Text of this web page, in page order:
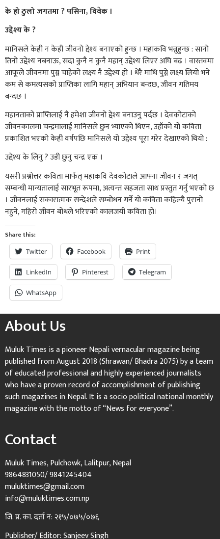
के हो ठुलो जगतमा ? पसिना, विवेक ।
उद्देश्य के ?
मानिसले केही न केही जीवनो द्देश्य बनाएको हुन्छ । महाकवि भन्नुहुन्छ : सानो
तिनो उद्देश्य नबनाऊ, सदा कुनै न कुनै महान् उद्देश्य लिएर अघि बढ । वास्तवमा
आफूले जीवनमा पुग्न चाहेको लक्ष्य नै उद्देश्य हो । धेरै माथि पुग्ने लक्ष्य लियो भने
कम से कमत्यसको प्राप्तिका लागि महान् अभियान बन्दछ, जीवन गतिमय
बन्दछ ।
महानताको प्राप्तिलाई नै हमेशा जीवनो द्देश्य बनाउनु पर्दछ । देवकोटाको
जीवनकालमा चन्द्रमालाई मानिसले छुन भ्याएको थिएन, उहाँको यो कविता
प्रकाशित भएको केही वर्षपछि मानिसले यो उद्देश्य पूरा गरेर देखाएको थियो :
उद्देश्य के लिनु ? उडी छुनु चन्द्र एक ।
यसरी प्रश्नोत्तर कविता मार्फत् महाकवि देवकोटाले आफ्ना जीवन र जगत्
सम्बन्धी मान्यतालाई सारभूत रूपमा, अत्यन्त सहजता साथ प्रस्तुत गर्नु भएको छ
। जीवनलाई सकारात्मक सन्देशले सम्बोधन गर्ने यो कविता कहिल्यै पुरानो
नहुने, गहिरो जीवन बोधले भरिएको कालजयी कविता हो।
Share this:
Twitter Facebook Print
LinkedIn Pinterest Telegram
WhatsApp
About Us
Muluk Times is a pioneer Nepali vernacular magazine being
published from August 2018 (Shrawan/ Bhadra 2075) by a team
of educated professional and highly experienced journalists
who have a proven record of accomplishment of publishing
such magazines in Nepal. It is a socio political national monthly
magazine with the motto of “News for everyone”.
Contact
Muluk Times, Pulchowk, Lalitpur, Nepal
9864831050/ 9841245404
muluktimes@gmail.com
info@muluktimes.com.np
जि. प्र. का. दर्ता न: २१५/०७५/०७६
Publisher/ Editor: Sanjeev Singh